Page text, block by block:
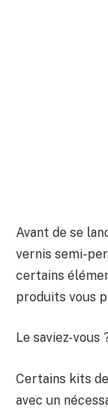
Avant de se
vernis semi-
certains
produits vous
Le saviez-vous
Certains kits
avec un